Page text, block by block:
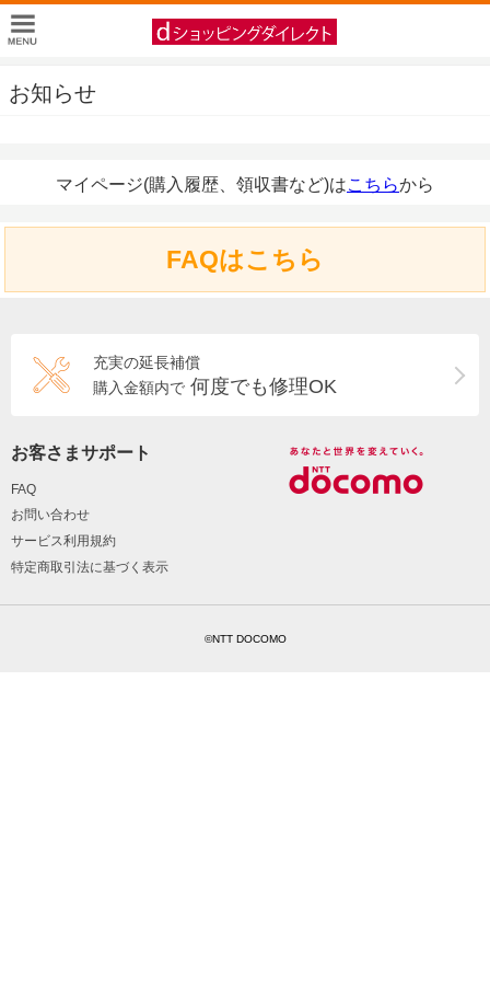
お知らせ
マイページ(購入履歴、領収書など)はこちらから
FAQはこちら
充実の延長補償
購入金額内で 何度でも修理OK
お客さまサポート
FAQ
お問い合わせ
サービス利用規約
特定商取引法に基づく表示
©NTT DOCOMO